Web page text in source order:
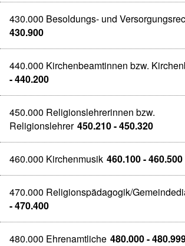
430.000 Besoldungs- und
430.900
440.000 Kirchenbeamtinnen bzw.
- 440.200
450.000 Religionslehrerinnen bzw.
Religionslehrer 450.210 - 450.320
460.000 Kirchenmusik 460.100 - 460.500
470.000 Religionspädagogik/
- 470.400
480.000 Ehrenamtliche 480.000 -